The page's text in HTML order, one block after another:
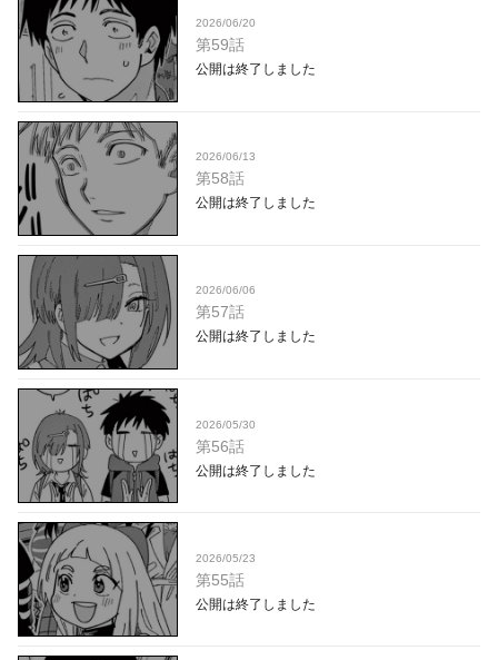
2026/06/20
第59話
公開は終了しました
2026/06/13
第58話
公開は終了しました
2026/06/06
第57話
公開は終了しました
2026/05/30
第56話
公開は終了しました
2026/05/23
第55話
公開は終了しました